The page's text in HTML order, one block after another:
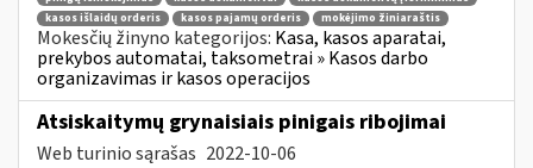
kasos išlaidų orderis
kasos pajamų orderis mokėjimo žiniaraštis
Mokesčių žinyno kategorijos: Kasa, kasos aparatai,
prekybos automatai, taksometrai » Kasos darbo
organizavimas ir kasos operacijos
Atsiskaitymų grynaisiais pinigais ribojimai
Web turinio sąrašas 2022-10-06